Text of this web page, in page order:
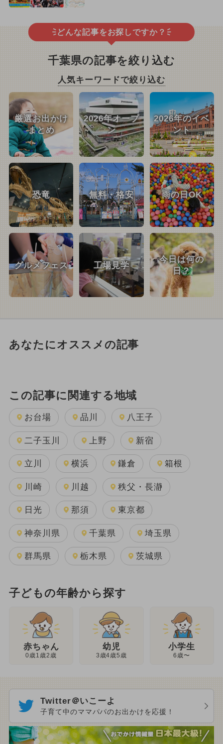
どんな記事をお探しですか？
千葉県の記事を絞り込む
人気キーワードで絞り込む
厳選お出かけ
まとめ
2026年オープ
ン
2026年のイベ
ント
恐竜 無料・格安 雨の日OK
グルメフェス 工場見学
今日は何の
日？
あなたにオススメの記事
この記事に関連する地域
お台場 品川 八王子
二子玉川 上野 新宿
立川 横浜 鎌倉 箱根
川崎 川越 秩父・長瀞
日光 那須 東京都
神奈川県 千葉県 埼玉県
群馬県 栃木県 茨城県
子どもの年齢から探す
赤ちゃん
0歳1歳2歳
幼児
3歳4歳5歳
小学生
6歳〜
Twitter＠いこーよ
子育て中のママパパのお出かけを応援！